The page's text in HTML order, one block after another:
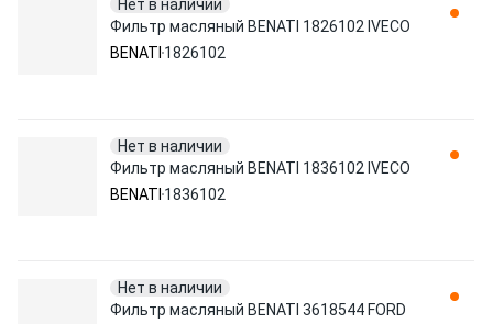
Нет в наличии
Фильтр масляный BENATI 1826102 IVECO
BENATI 1826102
Нет в наличии
Фильтр масляный BENATI 1836102 IVECO
BENATI 1836102
Нет в наличии
Фильтр масляный BENATI 3618544 FORD